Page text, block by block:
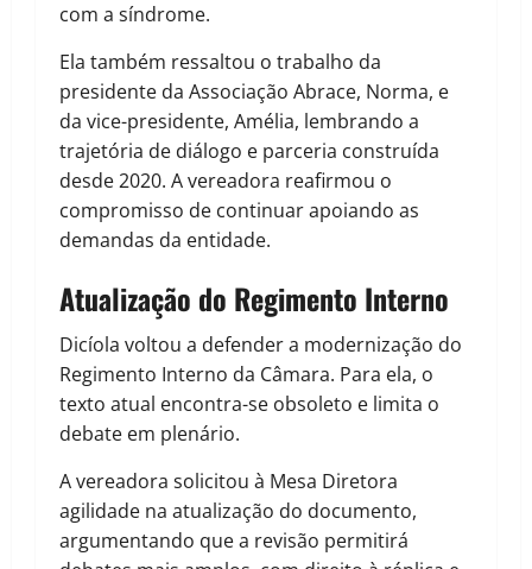
com a síndrome.
Ela também ressaltou o trabalho da
presidente da Associação Abrace, Norma, e
da vice-presidente, Amélia, lembrando a
trajetória de diálogo e parceria construída
desde 2020. A vereadora reafirmou o
compromisso de continuar apoiando as
demandas da entidade.
Atualização do Regimento Interno
Dicíola voltou a defender a modernização do
Regimento Interno da Câmara. Para ela, o
texto atual encontra-se obsoleto e limita o
debate em plenário.
A vereadora solicitou à Mesa Diretora
agilidade na atualização do documento,
argumentando que a revisão permitirá